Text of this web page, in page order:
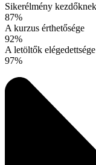
Sikerélmény
87%
A kurzus érthetősége
92%
A letöltők elégedettsége
97%